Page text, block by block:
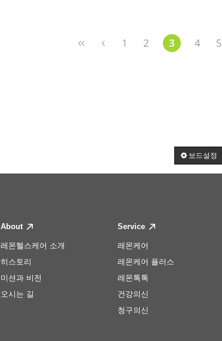
1 2 3 4 5
보드설정
About
레몬헬스케어 소개
히스토리
미션과 비전
오시는 길
Service
레몬케어
레몬케어 플러스
레몬톡톡
건강의신
청구의신